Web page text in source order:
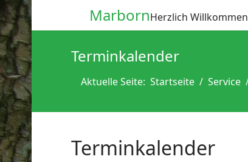
MarbornHerzlich Willkommen
Terminkalender
Aktuelle Seite: Startseite Service
Terminkalender